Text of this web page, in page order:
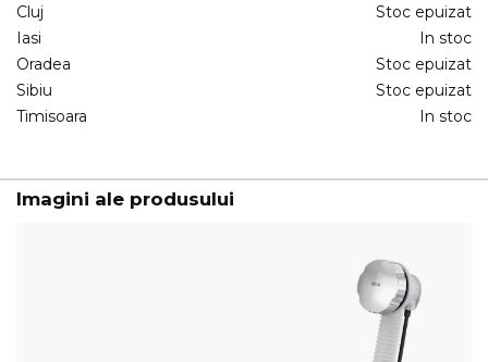
Cluj
Stoc epuizat
Iasi
In stoc
Oradea
Stoc epuizat
Sibiu
Stoc epuizat
Timisoara
In stoc
Imagini ale produsului